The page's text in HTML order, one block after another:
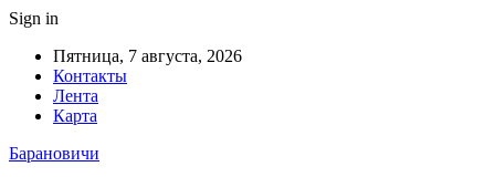
Sign in
Пятница, 7 августа, 2026
Контакты
Лента
Карта
Барановичи